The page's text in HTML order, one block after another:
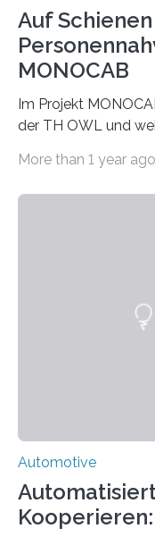
Auf
MONOCAB
Im Projekt
der TH OWL und
stillgelegten Gleisen
More than 1 year ago
Automotive